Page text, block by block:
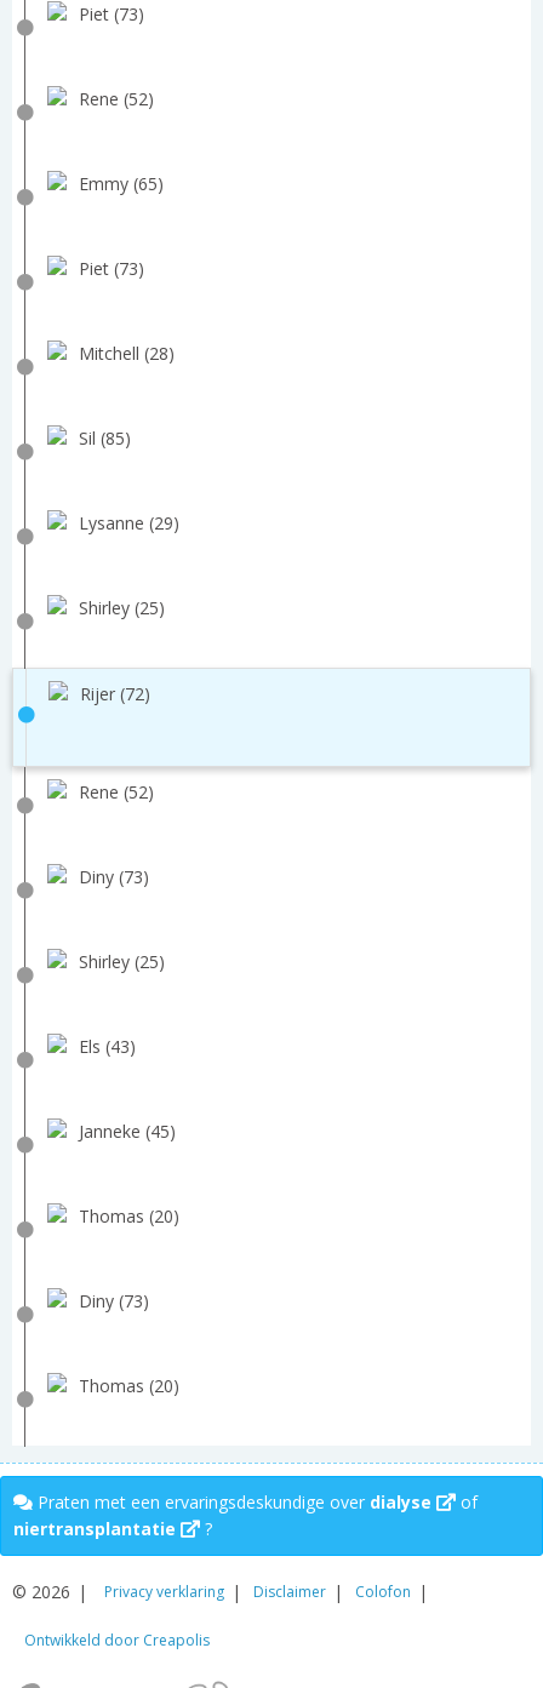
Piet (73)
Rene (52)
Emmy (65)
Piet (73)
Mitchell (28)
Sil (85)
Lysanne (29)
Shirley (25)
Rijer (72)
Rene (52)
Diny (73)
Shirley (25)
Els (43)
Janneke (45)
Thomas (20)
Diny (73)
Thomas (20)
Praten met een ervaringsdeskundige over dialyse
of
niertransplantatie
?
© 2026 Privacy verklaring Disclaimer Colofon
Ontwikkeld door Creapolis